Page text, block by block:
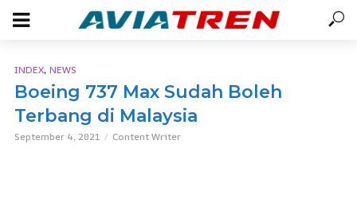
INDEX, NEWS
Boeing 737 Max Sudah Boleh
Terbang di Malaysia
September 4, 2021 Content Writer